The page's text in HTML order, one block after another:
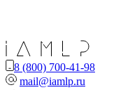
8 (800) 700-41-98
mail@iamlp.ru